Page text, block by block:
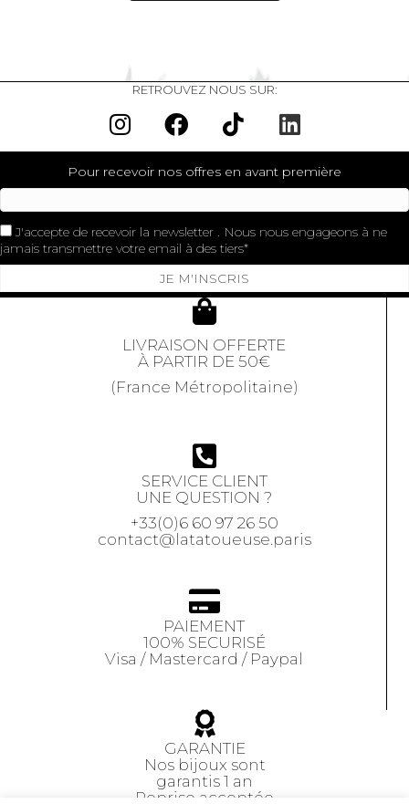
RETROUVEZ NOUS SUR:
Pour recevoir nos offres en avant première
J'accepte de recevoir la newsletter . Nous nous engageons à ne
jamais transmettre votre email à des tiers
JE M'INSCRIS
LIVRAISON OFFERTE
À PARTIR DE 50€
(France Métropolitaine)
SERVICE CLIENT
UNE QUESTION ?
+33(0)6 60 97 26 50
contact@latatoueuse.paris
PAIEMENT
100% SECURISÉ
Visa / Mastercard / Paypal
GARANTIE
Nos bijoux sont
garantis 1 an
Reprise acceptée